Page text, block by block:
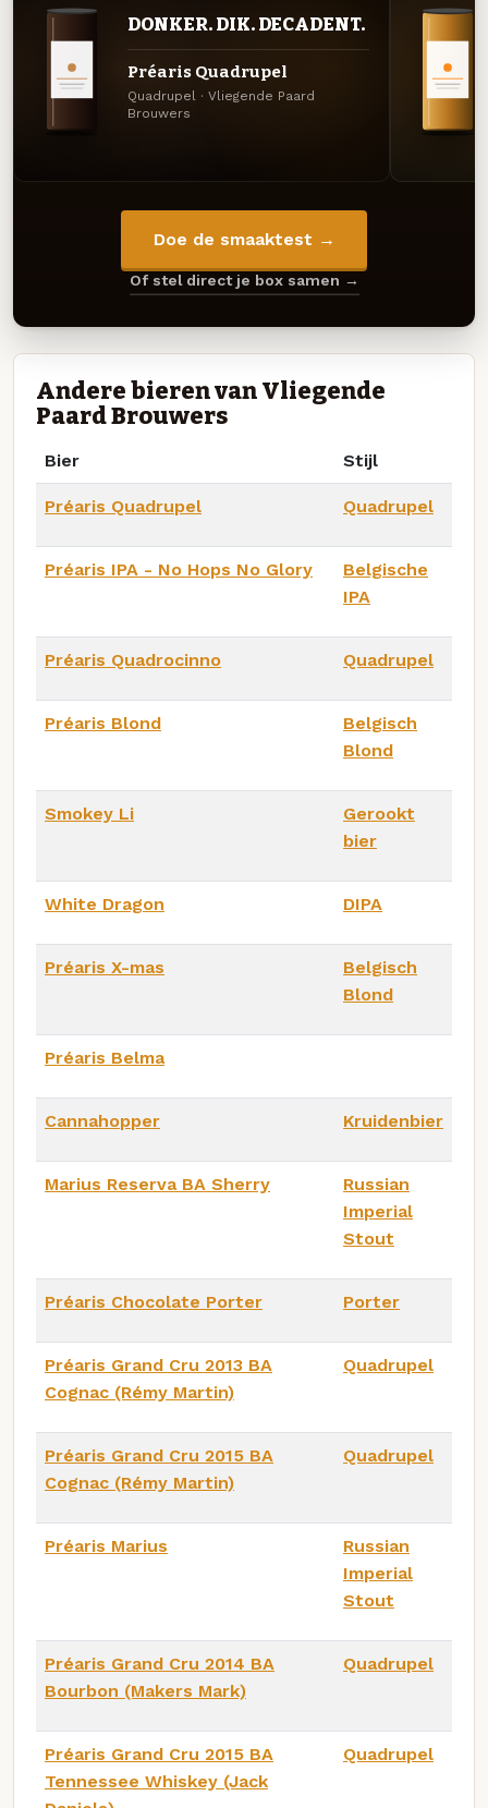
DONKER. DIK. DECADENT.
Préaris Quadrupel
Quadrupel · Vliegende Paard
Brouwers
Doe de smaaktest →
Of stel direct je box samen →
Andere bieren van Vliegende
Paard Brouwers
Bier Stijl
Préaris Quadrupel Quadrupel
Préaris IPA - No Hops No Glory
Belgische
IPA
Préaris Quadrocinno Quadrupel
Préaris Blond
Belgisch
Blond
Smokey Li
Gerookt
bier
White Dragon DIPA
Préaris X-mas
Belgisch
Blond
Préaris Belma
Cannahopper Kruidenbier
Marius Reserva BA Sherry
Russian
Imperial
Stout
Préaris Chocolate Porter Porter
Préaris Grand Cru 2013 BA
Cognac (Rémy Martin)
Quadrupel
Préaris Grand Cru 2015 BA
Cognac (Rémy Martin)
Quadrupel
Préaris Marius
Russian
Imperial
Stout
Préaris Grand Cru 2014 BA
Bourbon (Makers Mark)
Quadrupel
Préaris Grand Cru 2015 BA
Tennessee Whiskey (Jack
Quadrupel